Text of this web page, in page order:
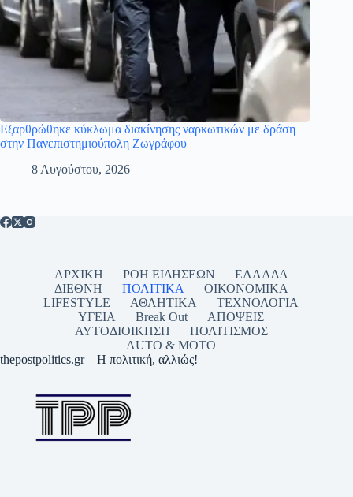
Εξαρθρώθηκε κύκλωμα διακίνησης ναρκωτικών με δράση
στην Πανεπιστημιούπολη Ζωγράφου
8 Αυγούστου, 2026
ΑΡΧΙΚΗ ΡΟΗ ΕΙΔΗΣΕΩΝ
ΕΛΛΑΔΑ
ΔΙΕΘΝΗ
ΠΟΛΙΤΙΚΑ
ΟΙΚΟΝΟΜΙΚΑ
LIFESTYLE
ΑΘΛΗΤΙΚΑ
ΤΕΧΝΟΛΟΓΙΑ
ΥΓΕΙΑ
Break Out
ΑΠΟΨΕΙΣ
ΑΥΤΟΔΙΟΙΚΗΣΗ
ΠΟΛΙΤΙΣΜΟΣ
AUTO & MOTO
thepostpolitics.gr – Η πολιτική, αλλιώς!